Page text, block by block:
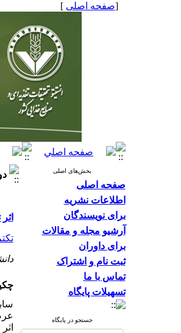
[صفحه اصلی ]
بخش‌های اصلی
صفحه اصلی
اطلاعات نشریه
برای نویسندگان
آرشیو مجله و مقالات
برای داوران
ثبت نام و اشتراک
تماس با ما
تسهیلات پایگاه
جستجو در پایگاه
دوره